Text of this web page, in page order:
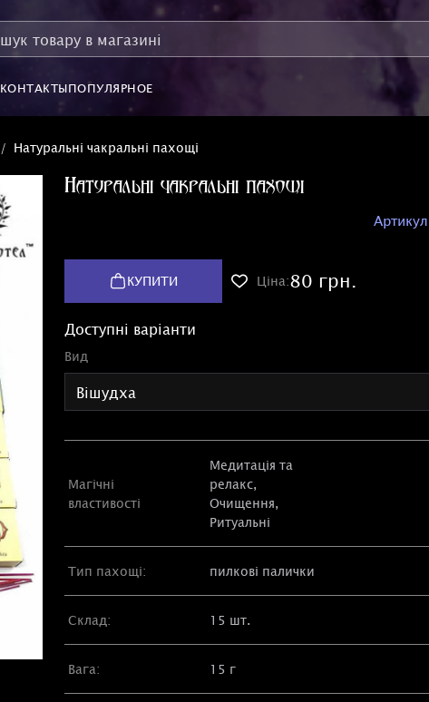
КОНТАКТЫПОПУЛЯРНОЕ
Натуральні чакральні пахощі
Натуральні чакральні пахощі
КУПИТИ Ціна:80 грн.
Доступні варіанти
Вид
Магічні
властивості
Медитація та
релакс,
Очищення,
Ритуальні
Тип пахощі: пилкові палички
Склад: 15 шт.
Вага: 15 г